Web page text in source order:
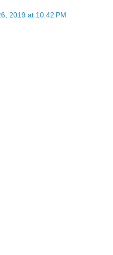
2019 at 10:42 PM